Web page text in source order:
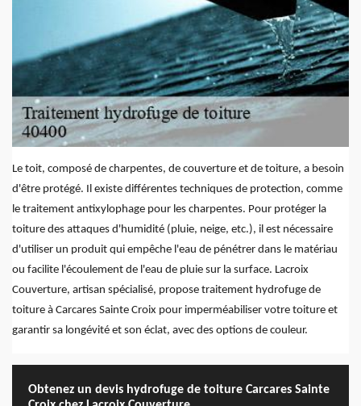
Le toit, composé de charpentes, de couverture et de toiture, a besoin
d'être protégé. Il existe différentes techniques de protection, comme
le traitement antixylophage pour les charpentes. Pour protéger la
toiture des attaques d'humidité (pluie, neige, etc.), il est nécessaire
d'utiliser un produit qui empêche l'eau de pénétrer dans le matériau
ou facilite l'écoulement de l'eau de pluie sur la surface. Lacroix
Couverture, artisan spécialisé, propose traitement hydrofuge de
toiture à Carcares Sainte Croix pour imperméabiliser votre toiture et
garantir sa longévité et son éclat, avec des options de couleur.
Obtenez un devis hydrofuge de toiture Carcares Sainte